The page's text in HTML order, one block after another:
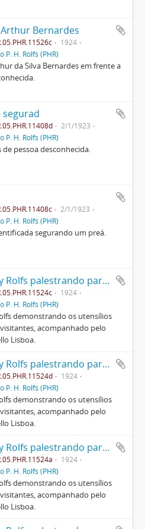
Bernardes
1924
P. H. Rolfs (PHR)
da Silva Bernardes em frente a
segurad
2/1/1923
P. H. Rolfs (PHR)
de pessoa desconhecida.
2/1/1923
P. H. Rolfs (PHR)
segurando um preá.
Peter Henry Rolfs palestrando para visitantes
1924
P. H. Rolfs (PHR)
demonstrando os utensílios
acompanhado pelo
Lisboa.
Peter Henry Rolfs palestrando para visitantes
1924
P. H. Rolfs (PHR)
demonstrando os utensílios
acompanhado pelo
Lisboa.
Peter Henry Rolfs palestrando para visitantes
1924
P. H. Rolfs (PHR)
demonstrando os utensílios
acompanhado pelo
Lisboa.